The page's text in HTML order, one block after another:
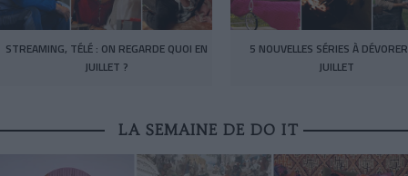
STREAMING, TÉLÉ : ON REGARDE QUOI EN
JUILLET ?
5 NOUVELLES SÉRIES À
JUILLET
LA SEMAINE DE DO IT